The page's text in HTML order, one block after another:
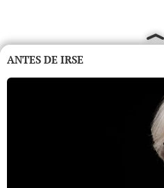
ANTES DE IRSE